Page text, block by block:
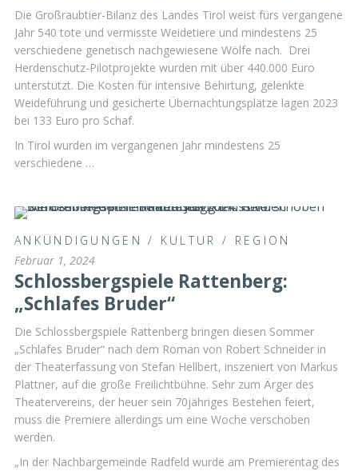
Die Großraubtier-Bilanz des Landes Tirol weist fürs vergangene
Jahr 540 tote und vermisste Weidetiere und mindestens 25
verschiedene genetisch nachgewiesene Wölfe nach. Drei
Herdenschutz-Pilotprojekte wurden mit über 440.000 Euro
unterstützt. Die Kosten für intensive Behirtung, gelenkte
Weideführung und gesicherte Übernachtungsplätze lagen 2023
bei 133 Euro pro Schaf.
In Tirol wurden im vergangenen Jahr mindestens 25
verschiedene …
ANKÜNDIGUNGEN / KULTUR / REGION
Februar 1, 2024
Schlossbergspiele Rattenberg:
„Schlafes Bruder“
Die Schlossbergspiele Rattenberg bringen diesen Sommer
„Schlafes Bruder“ nach dem Roman von Robert Schneider in
der Theaterfassung von Stefan Hellbert, inszeniert von Markus
Plattner, auf die große Freilichtbühne. Sehr zum Ärger des
Theatervereins, der heuer sein 70jähriges Bestehen feiert,
muss die Premiere allerdings um eine Woche verschoben
werden.
„In der Nachbargemeinde Radfeld wurde am Premierentag des